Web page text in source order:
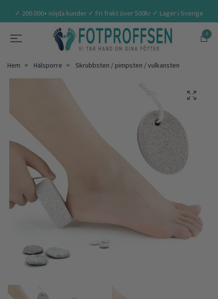
✓ 200.000+ nöjda kunder ✓ Fri frakt över 500kr ✓ Lager i Sverige
0
Hem Hälsporre Skrubbsten / pimpsten / vulkansten